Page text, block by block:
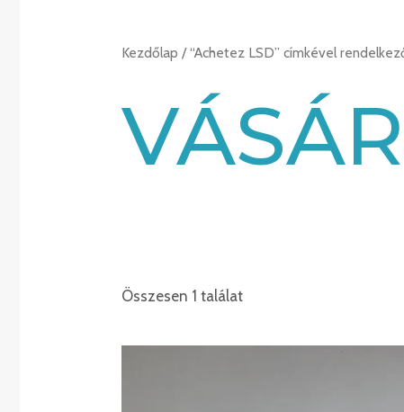
Kezdőlap / “Achetez LSD” címkével
Összesen 1 találat